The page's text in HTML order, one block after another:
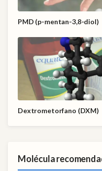
PMD (p-mentan-3,8-diol)
Dextrometorfano (DXM)
Molécula